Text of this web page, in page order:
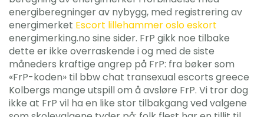
energiberegninger av nybygg, med registrering av
energimerket Escort lillehammer oslo eskort
energimerking.no sine sider. FrP gikk noe tilbake 
dette er ikke overraskende i og med de siste
måneders kraftige angrep på FrP: fra bøker som
«FrP-koden» til bbw chat transexual escorts greece
Kolbergs mange utspill om å avsløre FrP. Vi tror dog
ikke at FrP vil ha en like stor tilbakgang ved valgene